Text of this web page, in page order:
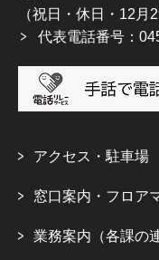
（祝日・休日・12月
代表電話番号：
アクセス・駐車場
窓口案内・フロア
業務案内（各課の